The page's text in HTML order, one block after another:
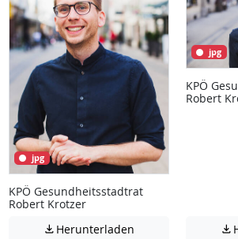
jpg
KPÖ Gesundheitsstadtrat
Robert Krotzer
 Herunterladen Achtung: Diese
jpg
KPÖ
Robert
